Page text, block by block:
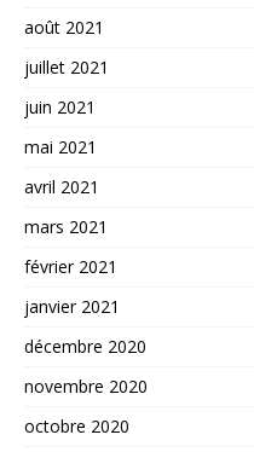
août 2021
juillet 2021
juin 2021
mai 2021
avril 2021
mars 2021
février 2021
janvier 2021
décembre 2020
novembre 2020
octobre 2020